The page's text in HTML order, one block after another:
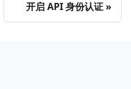
开启 API 身份认证